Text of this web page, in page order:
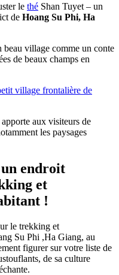
le thé Shan Tuyet – un
de Hoang Su Phi, Ha
beau village comme un conte
de beaux champs en
village frontalière de
aux visiteurs de
les paysages
endroit
et
!
le trekking et
Su Phi ,Ha Giang, au
figurer sur votre liste de
de sa culture